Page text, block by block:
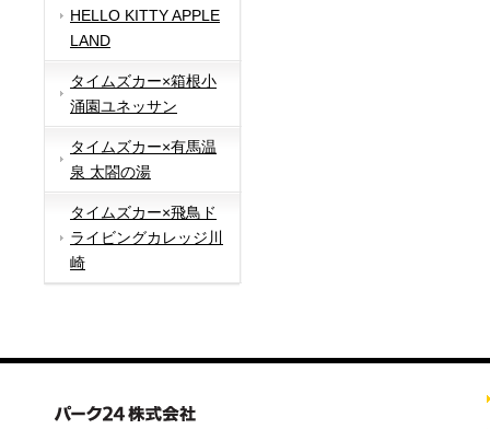
HELLO KITTY APPLE
LAND
タイムズカー×箱根小
涌園ユネッサン
タイムズカー×有馬温
泉 太閤の湯
タイムズカー×飛鳥ド
ライビングカレッジ川
崎